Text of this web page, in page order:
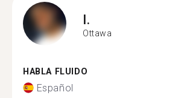
I.
Ottawa
HABLA FLUIDO
Español